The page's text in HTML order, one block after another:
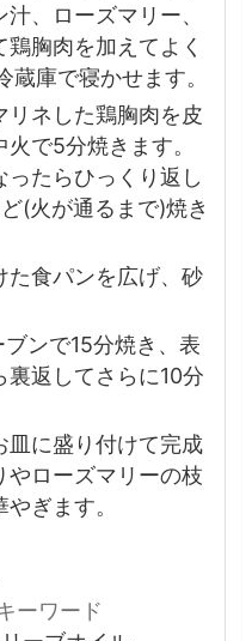
、ローズマリー、
胸肉を加えてよく
蔵庫で寝かせます。
リネした鶏胸肉を皮
で5分焼きます。
たらひっくり返し
(火が通るまで)焼き
た食パンを広げ、砂
ンで15分焼き、表
返してさらに10分
皿に盛り付けて完成
やローズマリーの枝
ぎます。
ーワード